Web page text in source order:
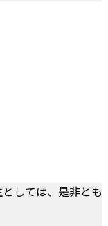
しては、是非とも